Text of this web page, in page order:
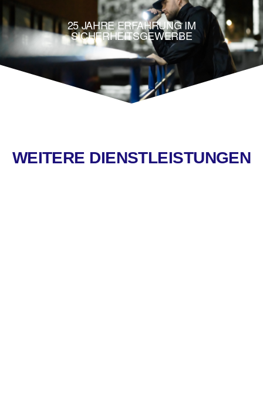
25 JAHRE ERFAHRUNG IM
SICHERHEITSGEWERBE
WEITERE DIENSTLEISTUNGEN